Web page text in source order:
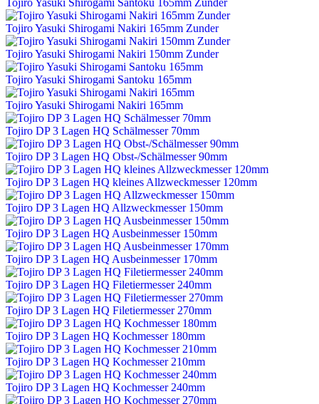
Tojiro Yasuki Shirogami Santoku 165mm Zunder
Tojiro Yasuki Shirogami Nakiri 165mm Zunder
Tojiro Yasuki Shirogami Nakiri 150mm Zunder
Tojiro Yasuki Shirogami Santoku 165mm
Tojiro Yasuki Shirogami Nakiri 165mm
Tojiro DP 3 Lagen HQ Schälmesser 70mm
Tojiro DP 3 Lagen HQ Obst-/Schälmesser 90mm
Tojiro DP 3 Lagen HQ kleines Allzweckmesser 120mm
Tojiro DP 3 Lagen HQ Allzweckmesser 150mm
Tojiro DP 3 Lagen HQ Ausbeinmesser 150mm
Tojiro DP 3 Lagen HQ Ausbeinmesser 170mm
Tojiro DP 3 Lagen HQ Filetiermesser 240mm
Tojiro DP 3 Lagen HQ Filetiermesser 270mm
Tojiro DP 3 Lagen HQ Kochmesser 180mm
Tojiro DP 3 Lagen HQ Kochmesser 210mm
Tojiro DP 3 Lagen HQ Kochmesser 240mm